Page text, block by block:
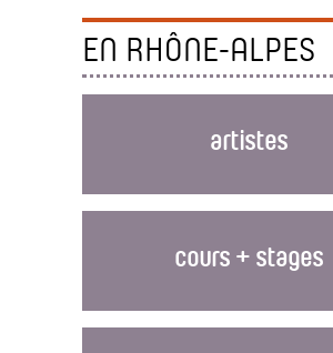
EN RHÔNE-ALPES
artistes
cours + stages